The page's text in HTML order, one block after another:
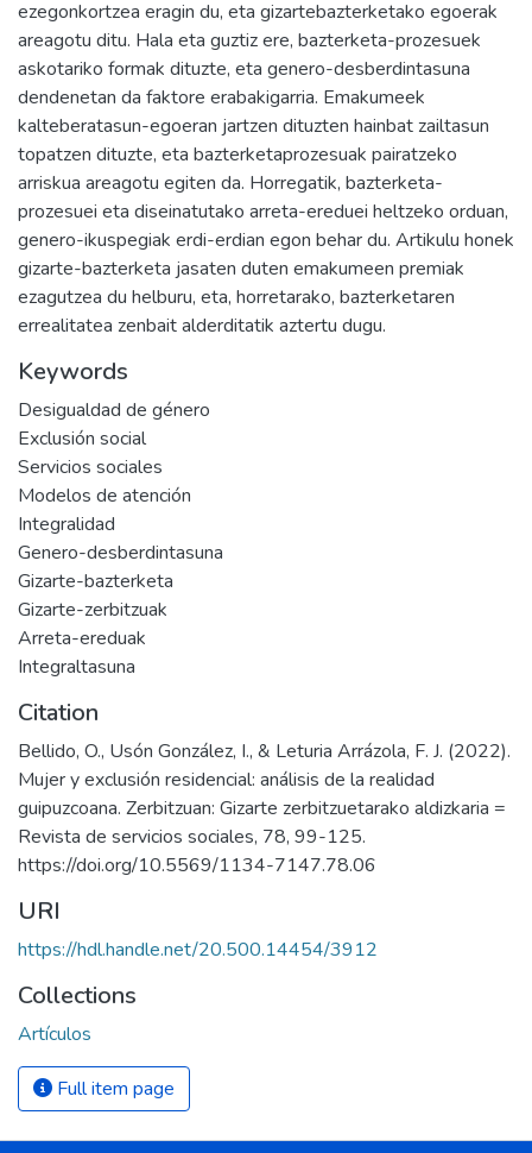
ezegonkortzea eragin du, eta gizartebazterketako egoerak
areagotu ditu. Hala eta guztiz ere, bazterketa-prozesuek
askotariko formak dituzte, eta genero-desberdintasuna
dendenetan da faktore erabakigarria. Emakumeek
kalteberatasun-egoeran jartzen dituzten hainbat zailtasun
topatzen dituzte, eta bazterketaprozesuak pairatzeko
arriskua areagotu egiten da. Horregatik, bazterketa-
prozesuei eta diseinatutako arreta-ereduei heltzeko orduan,
genero-ikuspegiak erdi-erdian egon behar du. Artikulu honek
gizarte-bazterketa jasaten duten emakumeen premiak
ezagutzea du helburu, eta, horretarako, bazterketaren
errealitatea zenbait alderditatik aztertu dugu.
Keywords
Desigualdad de género
Exclusión social
Servicios sociales
Modelos de atención
Integralidad
Genero-desberdintasuna
Gizarte-bazterketa
Gizarte-zerbitzuak
Arreta-ereduak
Integraltasuna
Citation
Bellido, O., Usón González, I., & Leturia Arrázola, F. J. (2022).
Mujer y exclusión residencial: análisis de la realidad
guipuzcoana. Zerbitzuan: Gizarte zerbitzuetarako aldizkaria =
Revista de servicios sociales, 78, 99-125.
https://doi.org/10.5569/1134-7147.78.06
URI
https://hdl.handle.net/20.500.14454/3912
Collections
Artículos
Full item page